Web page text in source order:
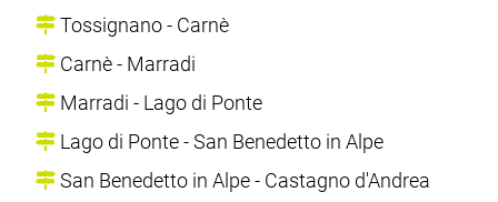
Tossignano - Carnè
Carnè - Marradi
Marradi - Lago di Ponte
Lago di Ponte - San Benedetto in Alpe
San Benedetto in Alpe - Castagno d'Andrea